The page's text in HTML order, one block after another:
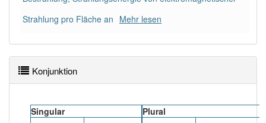
PowerIndex:109
Häufigkeit: 4 von 10
Wörter mit Endung
Wörter mit Endung -bestrahlungaber mit einem
Strahlung pro Fläche an Mehr lesen
Konjunktion
Singular Plural